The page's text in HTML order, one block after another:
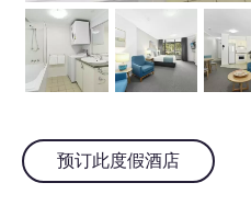
预订此度假酒店